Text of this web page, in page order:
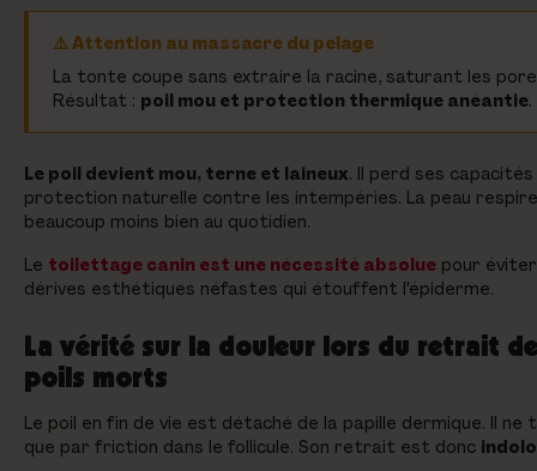
⚠️ Attention au massacre du pelage
La tonte coupe sans extraire la racine, saturant les
Résultat : poil mou et protection thermique anéantie.
Le poil devient mou, terne et laineux. Il perd ses
protection naturelle contre les intempéries. La peau respire
beaucoup moins bien au quotidien.
Le toilettage canin est une nécessité absolue pour
dérives esthétiques néfastes qui étouffent l'épiderme.
La vérité sur la douleur lors du retrait
poils morts
Le poil en fin de vie est détaché de la papille dermique. Il ne
que par friction dans le follicule. Son retrait est donc